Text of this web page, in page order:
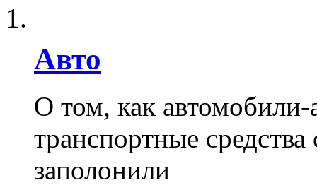
Авто
О том, как
транспортные
заполонили